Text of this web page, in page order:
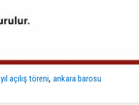
açılış töreni,ankara barosu